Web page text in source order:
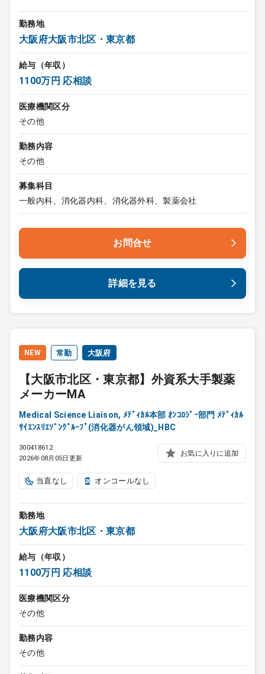
勤務地
大阪府大阪市北区・東京都
給与（年収）
1100万円 応相談
医療機関区分
その他
勤務内容
その他
募集科目
一般内科、消化器内科、消化器外科、製薬会社
お問合せ
詳細を見る
NEW 常勤 大阪府
【大阪市北区・東京都】外資系大手製薬
メーカーMA
Medical Science Liaison, ﾒﾃﾞｨｶﾙ本部 ｵﾝｺﾛｼﾞｰ部門 ﾒﾃﾞｨｶﾙ
ｻｲｴﾝｽﾘｴｿﾞﾝｸﾞﾙｰﾌﾟ(消化器がん領域)_HBC
300418612
2026年08月05日更新
お気に入りに追加
当直なし オンコールなし
勤務地
大阪府大阪市北区・東京都
給与（年収）
1100万円 応相談
医療機関区分
その他
勤務内容
その他